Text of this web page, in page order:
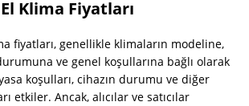
Klima Fiyatları
fiyatları, genellikle klimaların modeline,
ve genel koşullarına bağlı olarak
koşulları, cihazın durumu ve diğer
etkiler. Ancak, alıcılar ve satıcılar